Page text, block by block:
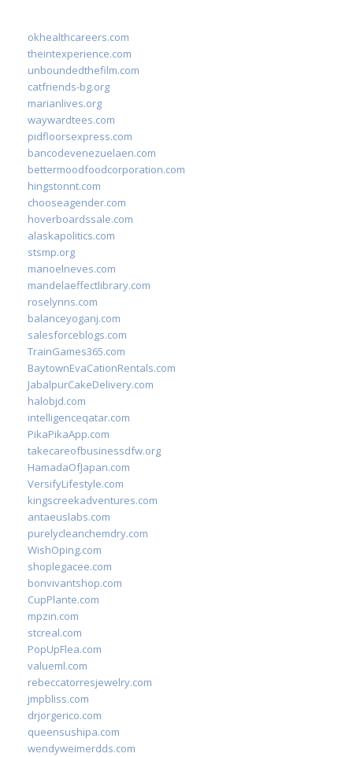
okhealthcareers.com
theintexperience.com
unboundedthefilm.com
catfriends-bg.org
marianlives.org
waywardtees.com
pidfloorsexpress.com
bancodevenezuelaen.com
bettermoodfoodcorporation.com
hingstonnt.com
chooseagender.com
hoverboardssale.com
alaskapolitics.com
stsmp.org
manoelneves.com
mandelaeffectlibrary.com
roselynns.com
balanceyoganj.com
salesforceblogs.com
TrainGames365.com
BaytownEvaCationRentals.com
JabalpurCakeDelivery.com
halobjd.com
intelligenceqatar.com
PikaPikaApp.com
takecareofbusinessdfw.org
HamadaOfJapan.com
VersifyLifestyle.com
kingscreekadventures.com
antaeuslabs.com
purelycleanchemdry.com
WishOping.com
shoplegacee.com
bonvivantshop.com
CupPlante.com
mpzin.com
stcreal.com
PopUpFlea.com
valueml.com
rebeccatorresjewelry.com
jmpbliss.com
drjorgerico.com
queensushipa.com
wendyweimerdds.com